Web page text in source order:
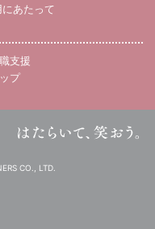
あたって
支援
プ
CO., LTD.